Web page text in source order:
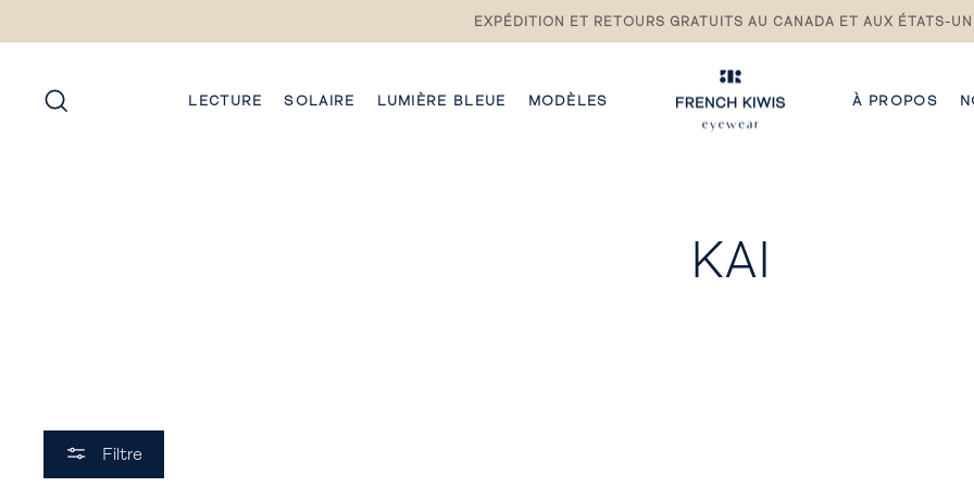
Pause
du
diaporama
EXPÉDITION ET RETOURS GRATUITS AU CANADA ET AUX ÉTATS-
LECTURE SOLAIRE LUMIÈRE BLEUE MODÈLES À PROPOS
KAI
Filtre